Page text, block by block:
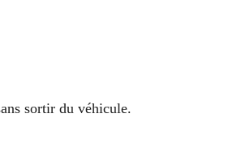
sortir du véhicule.